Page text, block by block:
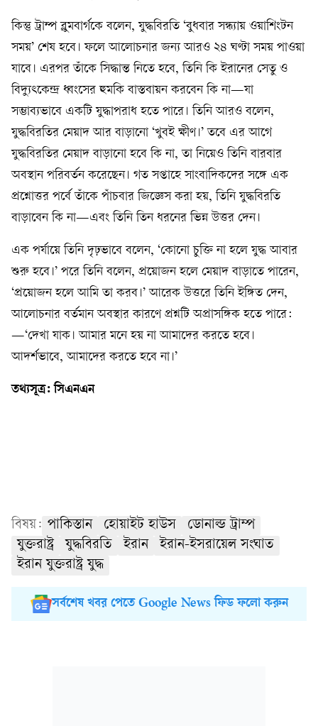
কিন্তু ট্রাম্প ব্লুমবার্গকে বলেন, যুদ্ধবিরতি ‘বুধবার সন্ধ্যায় ওয়াশিংটন
সময়’ শেষ হবে। ফলে আলোচনার জন্য আরও ২৪ ঘণ্টা সময় পাওয়া
যাবে। এরপর তাঁকে সিদ্ধান্ত নিতে হবে, তিনি কি ইরানের সেতু ও
বিদ্যুৎকেন্দ্র ধ্বংসের হুমকি বাস্তবায়ন করবেন কি না—যা
সম্ভাব্যভাবে একটি যুদ্ধাপরাধ হতে পারে। তিনি আরও বলেন,
যুদ্ধবিরতির মেয়াদ আর বাড়ানো ‘খুবই ক্ষীণ।’ তবে এর আগে
যুদ্ধবিরতির মেয়াদ বাড়ানো হবে কি না, তা নিয়েও তিনি বারবার
অবস্থান পরিবর্তন করেছেন। গত সপ্তাহে সাংবাদিকদের সঙ্গে এক
প্রশ্নোত্তর পর্বে তাঁকে পাঁচবার জিজ্ঞেস করা হয়, তিনি যুদ্ধবিরতি
বাড়াবেন কি না—এবং তিনি তিন ধরনের ভিন্ন উত্তর দেন।
এক পর্যায়ে তিনি দৃঢ়ভাবে বলেন, ‘কোনো চুক্তি না হলে যুদ্ধ আবার
শুরু হবে।’ পরে তিনি বলেন, প্রয়োজন হলে মেয়াদ বাড়াতে পারেন,
‘প্রয়োজন হলে আমি তা করব।’ আরেক উত্তরে তিনি ইঙ্গিত দেন,
আলোচনার বর্তমান অবস্থার কারণে প্রশ্নটি অপ্রাসঙ্গিক হতে পারে:
—‘দেখা যাক। আমার মনে হয় না আমাদের করতে হবে।
আদর্শভাবে, আমাদের করতে হবে না।’
তথ্যসূত্র: সিএনএন
বিষয়: পাকিস্তান হোয়াইট হাউস
ডোনাল্ড ট্রাম্প
যুক্তরাষ্ট্র
যুদ্ধবিরতি ইরান
ইরান-ইসরায়েল সংঘাত
ইরান যুক্তরাষ্ট্র যুদ্ধ
সর্বশেষ খবর পেতে Google News ফিড ফলো করুন